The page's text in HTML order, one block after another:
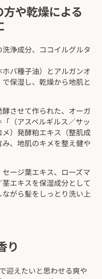
や乾燥による
浄成分、ココイルグルタ
ホバ種子油）とアルガンオ
保湿し、乾燥から地肌と
させて作られた、オーガ
（アスペルギルス／サッ
）発酵粕エキス（整肌成
、地肌のキメを整え健や
ージ葉エキス、ローズマ
エキスを保湿成分として
がら髪をしっとり洗い上
り
迎えたいと思わせる爽や